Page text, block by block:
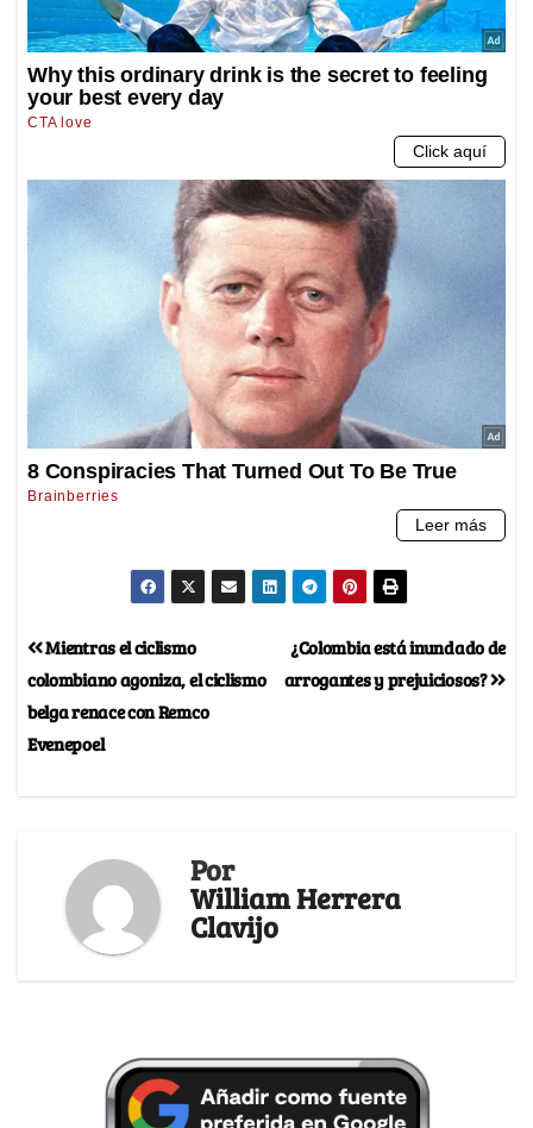
¿Colombia está inundado de
arrogantes y prejuiciosos?
Mientras el ciclismo
colombiano agoniza, el ciclismo
belga renace con Remco
Evenepoel
Por
William Herrera
Clavijo